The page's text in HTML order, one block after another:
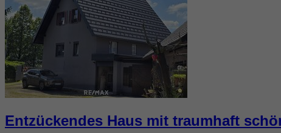
Entzückendes Haus mit traumhaft